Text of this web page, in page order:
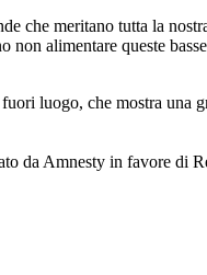
che meritano tutta la
alimentare queste
luogo, che mostra una
da Amnesty in favore di